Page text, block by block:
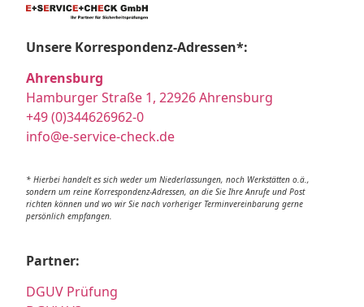
Unsere Korrespondenz-Adressen*:
Ahrensburg
Hamburger Straße 1, 22926 Ahrensburg
+49 (0)344626962-0
info@e-service-check.de
* Hierbei handelt es sich weder um Niederlassungen, noch Werkstätten o.ä.,
sondern um reine Korrespondenz-Adressen, an die Sie Ihre Anrufe und Post
richten können und wo wir Sie nach vorheriger Terminvereinbarung gerne
persönlich empfangen.
Partner:
DGUV Prüfung